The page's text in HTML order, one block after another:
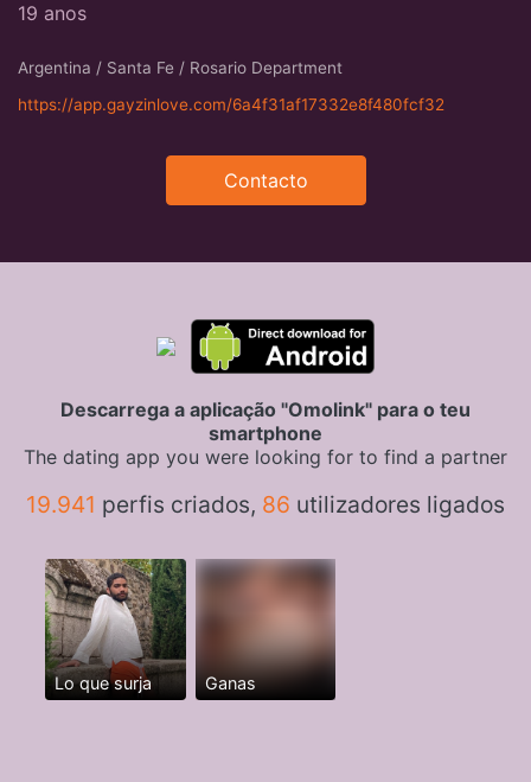
19 anos
Argentina / Santa Fe / Rosario Department
https://app.gayzinlove.com/6a4f31af17332e8f480fcf32
Contacto
Descarrega a aplicação "Omolink" para o teu
smartphone
The dating app you were looking for to find a partner
19.941 perfis criados, 86 utilizadores ligados
Lo que surja Ganas